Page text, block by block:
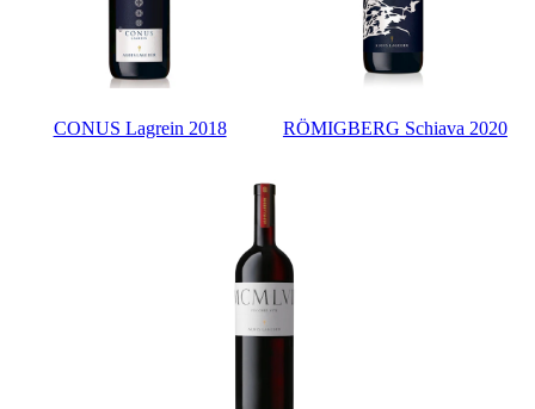
CONUS Lagrein 2018 RÖMIGBERG Schiava 2020